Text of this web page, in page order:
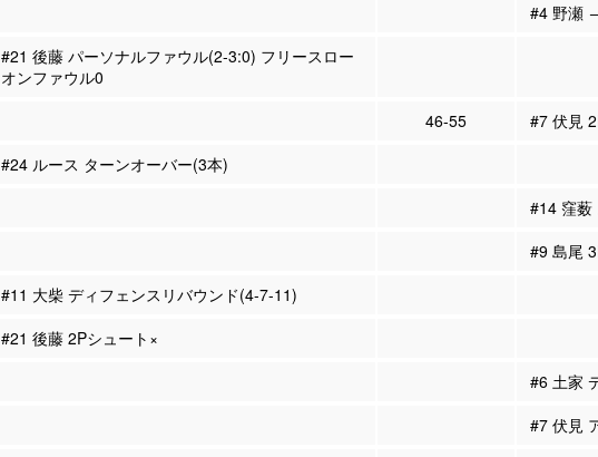
#4 野瀬
#21 後藤 パーソナルファウル(2-3:0) フリースロー
オンファウル0
46-55
#7 伏見
#24 ルース ターンオーバー(3本)
#14 窪薮
#9 島尾
#11 大柴 ディフェンスリバウンド(4-7-11)
#21 後藤 2Pシュート×
#6 土家
#7 伏見